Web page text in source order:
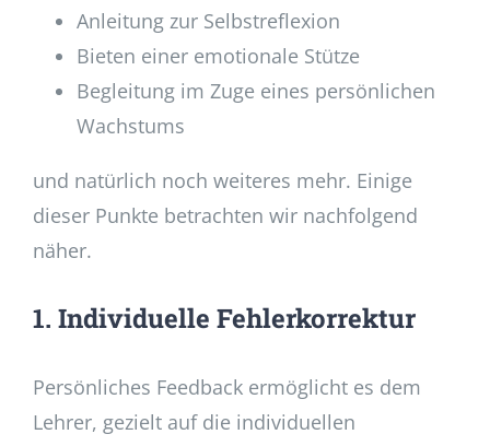
Anleitung zur Selbstreflexion
Bieten einer emotionale Stütze
Begleitung im Zuge eines persönlichen
Wachstums
und natürlich noch weiteres mehr. Einige
dieser Punkte betrachten wir nachfolgend
näher.
1. Individuelle Fehlerkorrektur
Persönliches Feedback ermöglicht es dem
Lehrer, gezielt auf die individuellen